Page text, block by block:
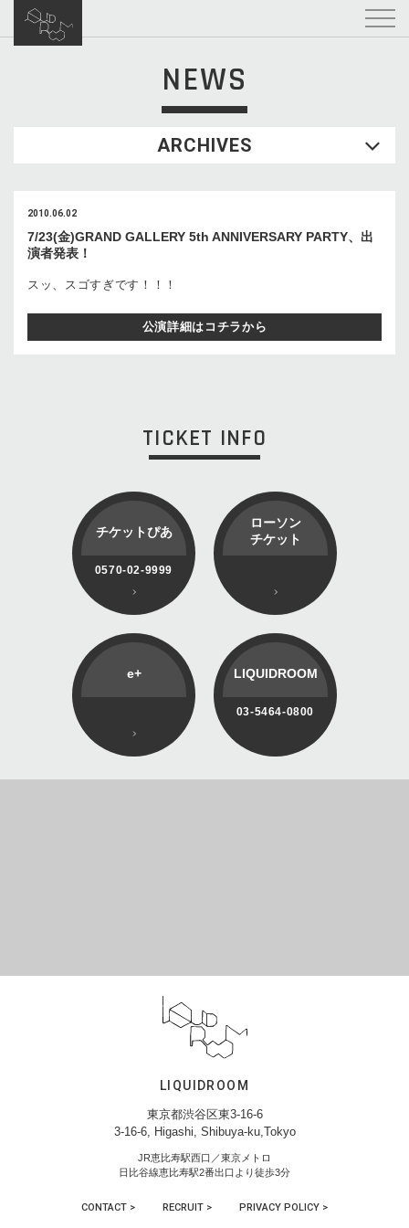
NEWS
ARCHIVES
2010.06.02
7/23(金)GRAND GALLERY 5th ANNIVERSARY PARTY、出
演者発表！
スッ、スゴすぎです！！！
公演詳細はコチラから
TICKET INFO
チケットぴあ
0570-02-9999
ローソン
チケット
e+ LIQUIDROOM
03-5464-0800
LIQUIDROOM
東京都渋谷区東3-16-6
3-16-6, Higashi, Shibuya-ku,Tokyo
JR恵比寿駅西口／東京メトロ
日比谷線恵比寿駅2番出口より徒歩3分
CONTACT > RECRUIT > PRIVACY POLICY >